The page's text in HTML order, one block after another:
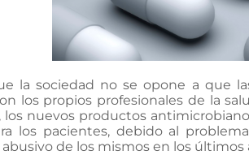
la sociedad no se opone a que
los propios profesionales de la
los nuevos productos
los pacientes, debido al
de los mismos en los últimos